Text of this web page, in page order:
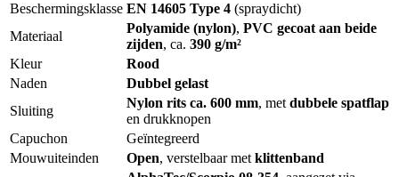
Beschermingsklasse EN 14605 Type 4 (spraydicht)
Materiaal
Polyamide (nylon), PVC gecoat aan beide
zijden, ca. 390 g/m²
Kleur
Rood
Naden
Dubbel gelast
Sluiting
Nylon rits ca. 600 mm, met dubbele spatflap
en drukknopen
Capuchon
Geïntegreerd
Mouwuiteinden
Open, verstelbaar met klittenband